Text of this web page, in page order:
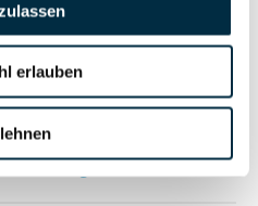
erlauben
Vollständiges
Unternehmensprofil
anfragen